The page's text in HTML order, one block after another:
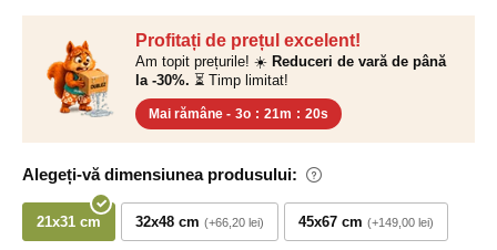
Profitați de prețul excelent!
Am topit prețurile! ☀️ Reduceri de vară de până
la -30%. ⏳ Timp limitat!
Mai rămâne - 3o : 21m : 19s
Alegeți-vă dimensiunea produsului:
21x31 cm 32x48 cm +66,20 lei 45x67 cm +149,00 lei